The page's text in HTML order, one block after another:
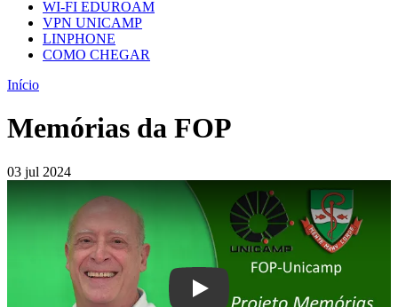
WI-FI EDUROAM
VPN UNICAMP
LINPHONE
COMO CHEGAR
Início
Memórias da FOP
03 jul 2024
Play